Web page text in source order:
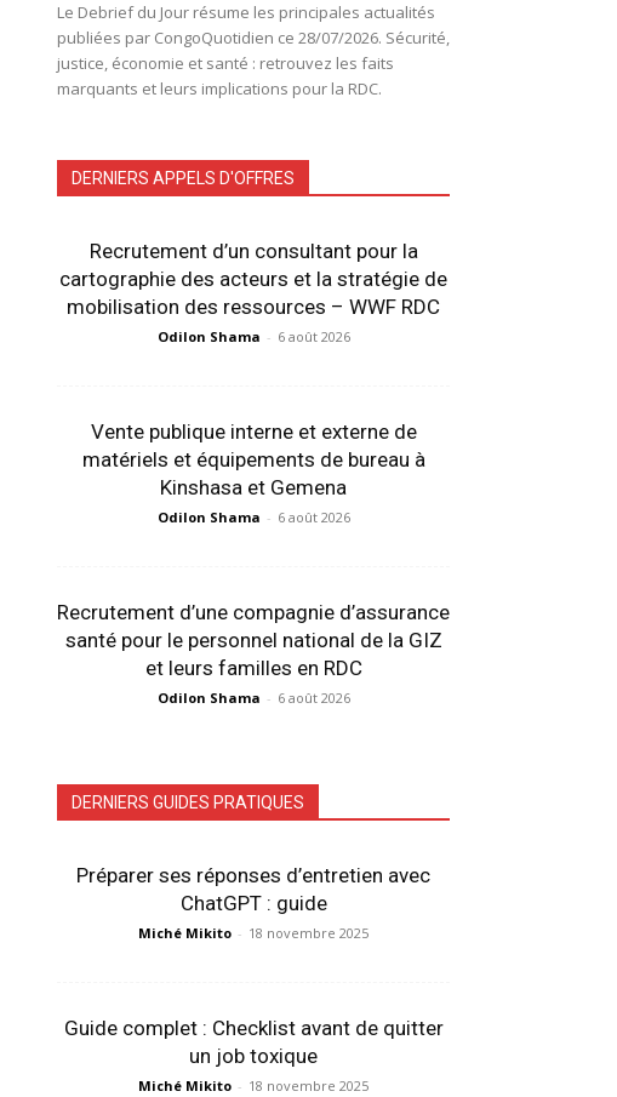
Le Debrief du Jour résume les principales actualités
publiées par CongoQuotidien ce 28/07/2026. Sécurité,
justice, économie et santé : retrouvez les faits
marquants et leurs implications pour la RDC.
DERNIERS APPELS D'OFFRES
Recrutement d’un consultant pour la
cartographie des acteurs et la stratégie de
mobilisation des ressources – WWF RDC
Odilon Shama - 6 août 2026
Vente publique interne et externe de
matériels et équipements de bureau à
Kinshasa et Gemena
Odilon Shama - 6 août 2026
Recrutement d’une compagnie d’assurance
santé pour le personnel national de la GIZ
et leurs familles en RDC
Odilon Shama - 6 août 2026
DERNIERS GUIDES PRATIQUES
Préparer ses réponses d’entretien avec
ChatGPT : guide
Miché Mikito - 18 novembre 2025
Guide complet : Checklist avant de quitter
un job toxique
Miché Mikito - 18 novembre 2025